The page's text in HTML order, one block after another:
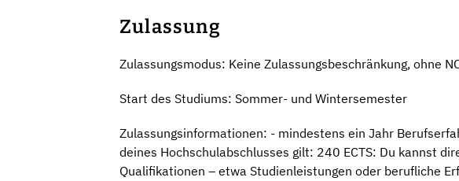
Zulassung
Zulassungsmodus: Keine Zulassungsbeschränkung, ohne
Start des Studiums: Sommer- und Wintersemester
Zulassungsinformationen: - mindestens ein Jahr
deines Hochschulabschlusses gilt: 240 ECTS: Du kannst
Qualifikationen – etwa Studienleistungen oder berufliche